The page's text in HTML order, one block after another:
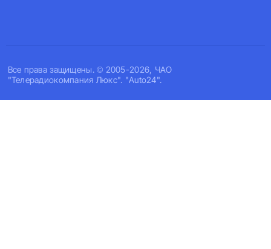
Все права защищены. © 2005-2026, ЧАО
"Телерадиокомпания Люкс". "Auto24".